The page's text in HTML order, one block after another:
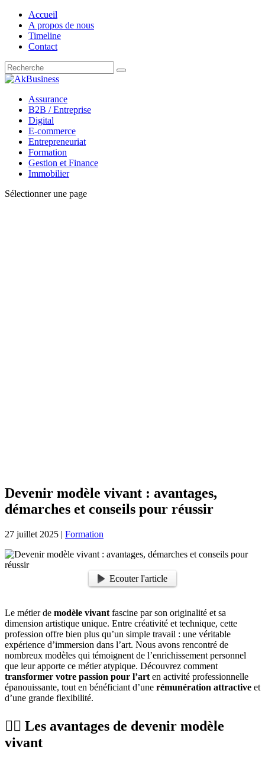
Accueil
A propos de nous
Timeline
Contact
Assurance
B2B / Entreprise
Digital
E-commerce
Entrepreneuriat
Formation
Gestion et Finance
Immobilier
Sélectionner une page
Devenir modèle vivant : avantages,
démarches et conseils pour réussir
27 juillet 2025 | Formation
Ecouter l'article
Le métier de modèle vivantfascine par son originalité et sa
dimension artistique unique. Entre créativité et technique, cette
profession offre bien plus qu’un simple travail : une véritable
expérience d’immersion dans l’art. Nous avons rencontré de
nombreux modèles qui témoignent de l’enrichissement personnel
que leur apporte ce métier atypique. Découvrez comment
transformer votre passion pour l’arten activité professionnelle
épanouissante, tout en bénéficiant d’une rémunération attractive et
d’une grande flexibilité.
🤸‍♀️ Les avantages de devenir modèle
vivant